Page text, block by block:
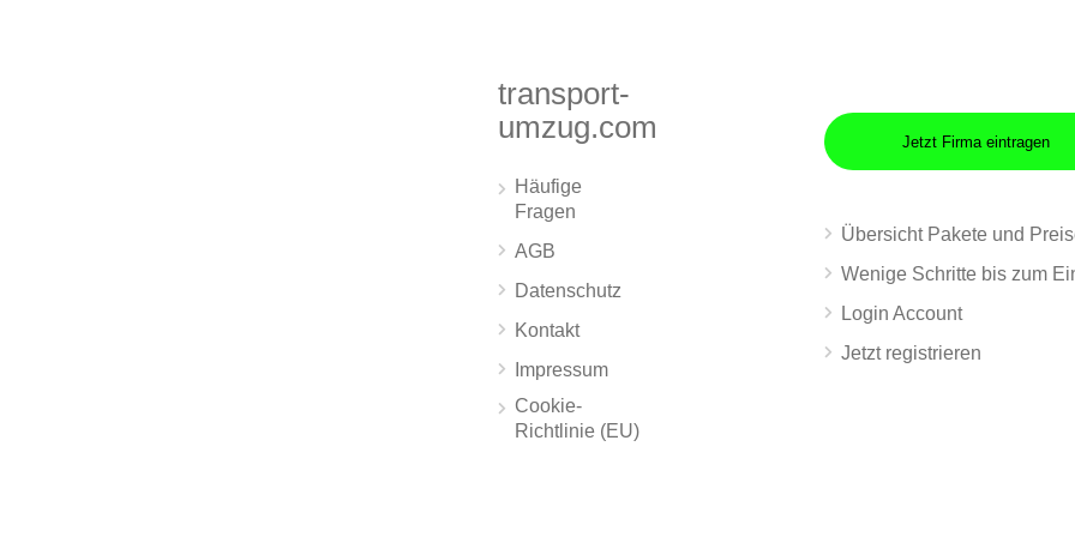
transport-
umzug.com
Häufige
Fragen
AGB
Datenschutz
Kontakt
Impressum
Cookie-
Richtlinie (EU)
Jetzt Firma eintragen
Übersicht Pakete und
Wenige Schritte bis zum
Login Account
Jetzt registrieren